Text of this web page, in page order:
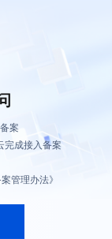
案
完成接入备案
管理办法》